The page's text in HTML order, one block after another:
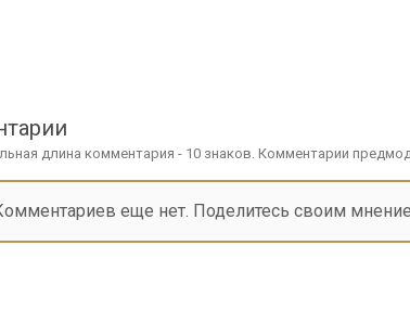
длина комментария - 10 знаков. Комментарии
еще нет. Поделитесь своим